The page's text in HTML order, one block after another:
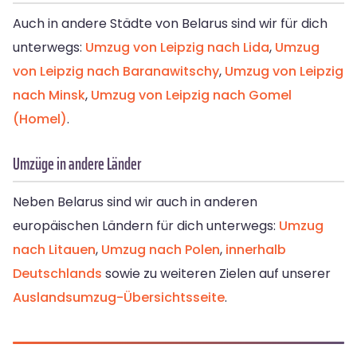
Auch in andere Städte von Belarus sind wir für dich
unterwegs: Umzug von Leipzig nach Lida, Umzug
von Leipzig nach Baranawitschy, Umzug von Leipzig
nach Minsk, Umzug von Leipzig nach Gomel
(Homel).
Umzüge in andere Länder
Neben Belarus sind wir auch in anderen
europäischen Ländern für dich unterwegs: Umzug
nach Litauen, Umzug nach Polen, innerhalb
Deutschlands sowie zu weiteren Zielen auf unserer
Auslandsumzug-Übersichtsseite.